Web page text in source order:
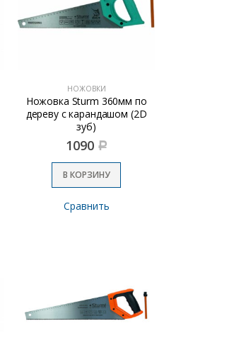
НОЖОВКИ
Ножовка Sturm 360мм по
дереву с карандашом (2D
зуб)
1090 Р
В КОРЗИНУ
Сравнить